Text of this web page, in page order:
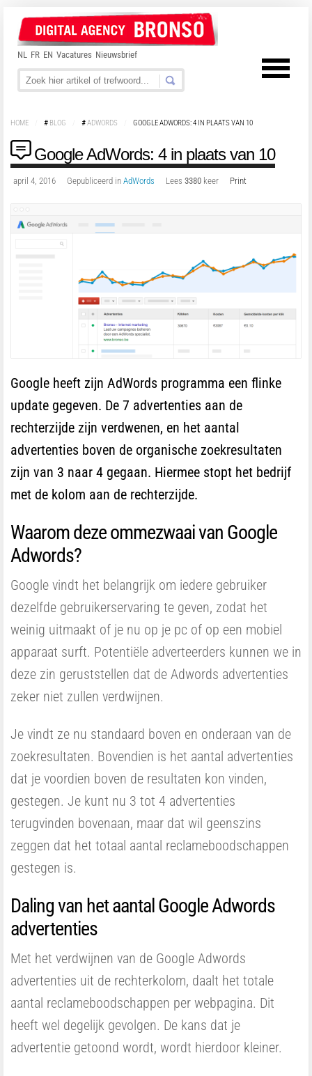
NL FR EN Vacatures Nieuwsbrief
HOME # BLOG #ADWORDS GOOGLE ADWORDS: 4 IN PLAATS VAN 10
Google AdWords: 4 in plaats van 10
april 4, 2016 Gepubliceerd in AdWords Lees 3380 keer Print
Google heeft zijn AdWords programma een flinke
update gegeven. De 7 advertenties aan de
rechterzijde zijn verdwenen, en het aantal
advertenties boven de organische zoekresultaten
zijn van 3 naar 4 gegaan. Hiermee stopt het bedrijf
met de kolom aan de rechterzijde.
Waarom deze ommezwaai van Google
Adwords?
Google vindt het belangrijk om iedere gebruiker
dezelfde gebruikerservaring te geven, zodat het
weinig uitmaakt of je nu op je pc of op een mobiel
apparaat surft. Potentiële adverteerders kunnen we in
deze zin geruststellen dat de Adwords advertenties
zeker niet zullen verdwijnen.
Je vindt ze nu standaard boven en onderaan van de
zoekresultaten. Bovendien is het aantal advertenties
dat je voordien boven de resultaten kon vinden,
gestegen. Je kunt nu 3 tot 4 advertenties
terugvinden bovenaan, maar dat wil geenszins
zeggen dat het totaal aantal reclameboodschappen
gestegen is.
Daling van het aantal Google Adwords
advertenties
Met het verdwijnen van de Google Adwords
advertenties uit de rechterkolom, daalt het totale
aantal reclameboodschappen per webpagina. Dit
heeft wel degelijk gevolgen. De kans dat je
advertentie getoond wordt, wordt hierdoor kleiner.